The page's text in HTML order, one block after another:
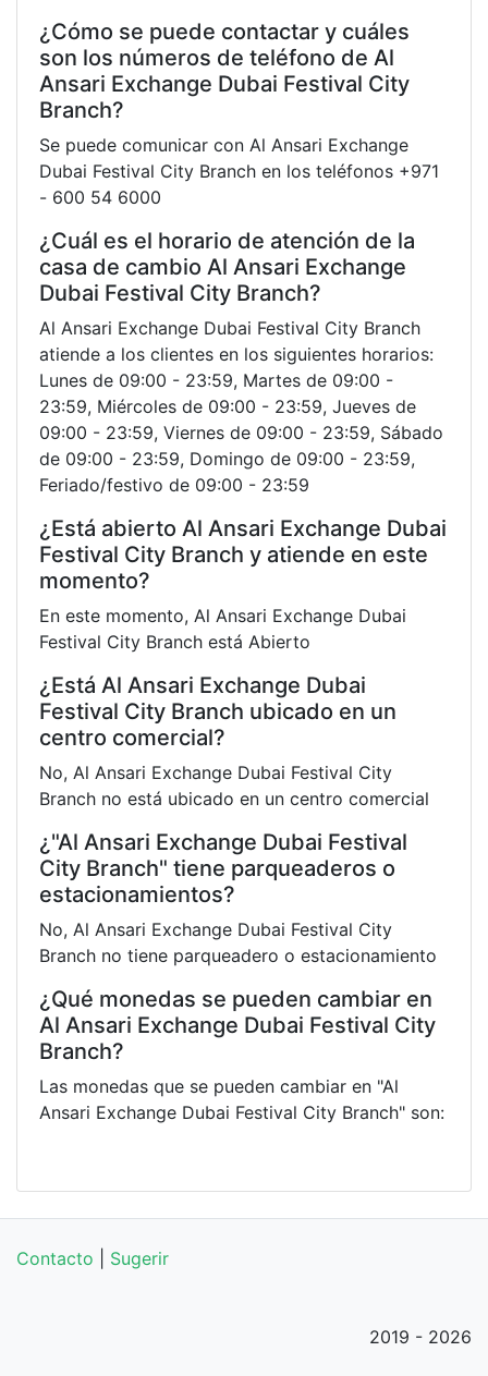
¿Cómo se puede contactar y cuáles
son los números de teléfono de Al
Ansari Exchange Dubai Festival City
Branch?
Se puede comunicar con Al Ansari Exchange
Dubai Festival City Branch en los teléfonos +971
- 600 54 6000
¿Cuál es el horario de atención de la
casa de cambio Al Ansari Exchange
Dubai Festival City Branch?
Al Ansari Exchange Dubai Festival City Branch
atiende a los clientes en los siguientes horarios:
Lunes de 09:00 - 23:59, Martes de 09:00 -
23:59, Miércoles de 09:00 - 23:59, Jueves de
09:00 - 23:59, Viernes de 09:00 - 23:59, Sábado
de 09:00 - 23:59, Domingo de 09:00 - 23:59,
Feriado/festivo de 09:00 - 23:59
¿Está abierto Al Ansari Exchange Dubai
Festival City Branch y atiende en este
momento?
En este momento, Al Ansari Exchange Dubai
Festival City Branch está Abierto
¿Está Al Ansari Exchange Dubai
Festival City Branch ubicado en un
centro comercial?
No, Al Ansari Exchange Dubai Festival City
Branch no está ubicado en un centro comercial
¿"Al Ansari Exchange Dubai Festival
City Branch" tiene parqueaderos o
estacionamientos?
No, Al Ansari Exchange Dubai Festival City
Branch no tiene parqueadero o estacionamiento
¿Qué monedas se pueden cambiar en
Al Ansari Exchange Dubai Festival City
Branch?
Las monedas que se pueden cambiar en "Al
Ansari Exchange Dubai Festival City Branch" son:
Contacto Sugerir
2019 - 2026